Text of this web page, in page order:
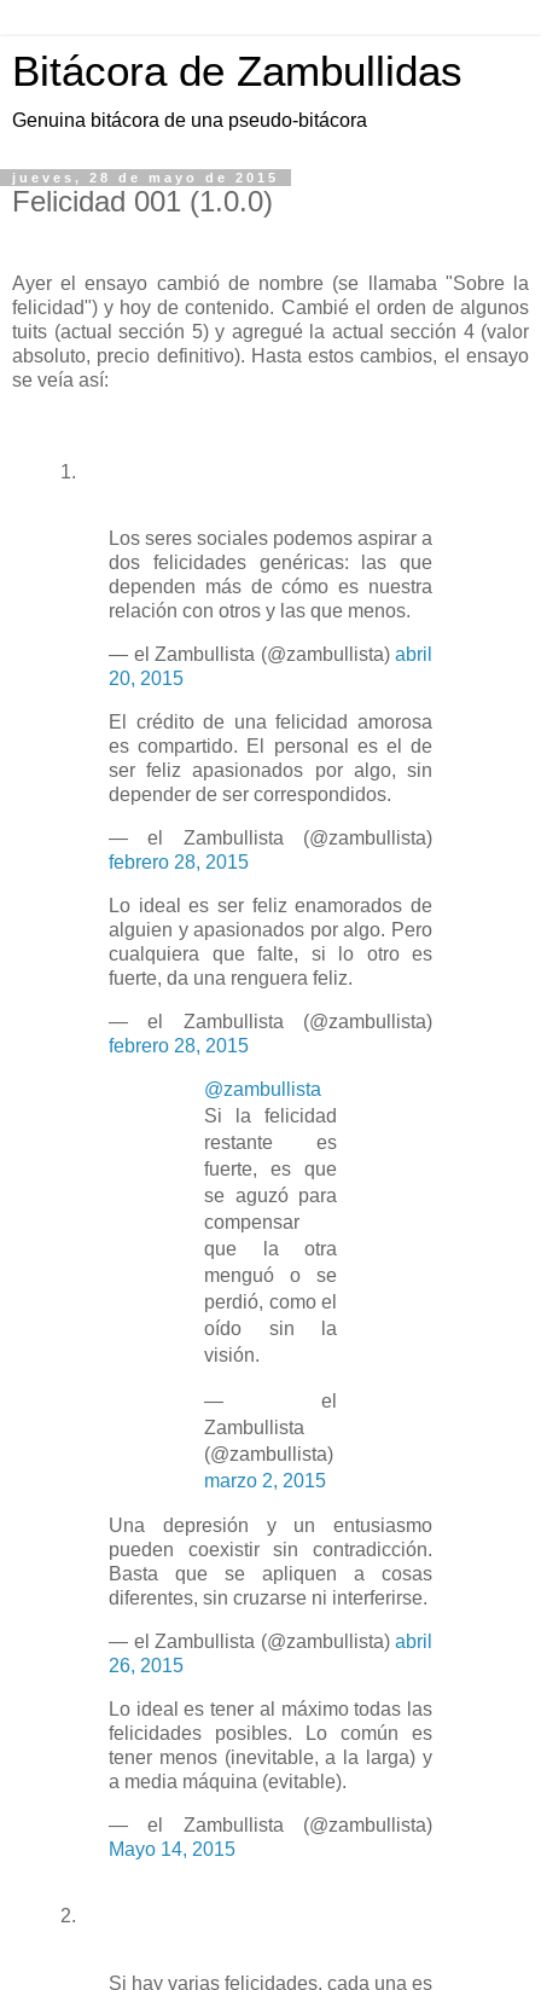
Bitácora de Zambullidas
Genuina bitácora de una pseudo-bitácora
jueves, 28 de mayo de 2015
Felicidad 001 (1.0.0)
Ayer el ensayo cambió de nombre (se llamaba "Sobre la
felicidad") y hoy de contenido. Cambié el orden de algunos
tuits (actual sección 5) y agregué la actual sección 4 (valor
absoluto, precio definitivo). Hasta estos cambios, el ensayo
se veía así:
1.
Los seres sociales podemos aspirar a
dos felicidades genéricas: las que
dependen más de cómo es nuestra
relación con otros y las que menos.
— el Zambullista (@zambullista) abril
20, 2015
El crédito de una felicidad amorosa
es compartido. El personal es el de
ser feliz apasionados por algo, sin
depender de ser correspondidos.
— el Zambullista (@zambullista)
febrero 28, 2015
Lo ideal es ser feliz enamorados de
alguien y apasionados por algo. Pero
cualquiera que falte, si lo otro es
fuerte, da una renguera feliz.
— el Zambullista (@zambullista)
febrero 28, 2015
@zambullista
Si la felicidad
restante es
fuerte, es que
se aguzó para
compensar
que la otra
menguó o se
perdió, como el
oído sin la
visión.
— el
Zambullista
(@zambullista)
marzo 2, 2015
Una depresión y un entusiasmo
pueden coexistir sin contradicción.
Basta que se apliquen a cosas
diferentes, sin cruzarse ni interferirse.
— el Zambullista (@zambullista) abril
26, 2015
Lo ideal es tener al máximo todas las
felicidades posibles. Lo común es
tener menos (inevitable, a la larga) y
a media máquina (evitable).
— el Zambullista (@zambullista)
Mayo 14, 2015
2.
Si hay varias felicidades, cada una es